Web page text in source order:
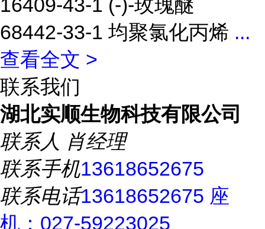
16409-43-1 (-)-玫瑰醚
68442-33-1 均聚氯化丙烯 ...
查看全文 >
联系我们
湖北实顺生物科技有限公司
联系人 肖经理
联系手机13618652675
联系电话13618652675 座
机：027-59223025